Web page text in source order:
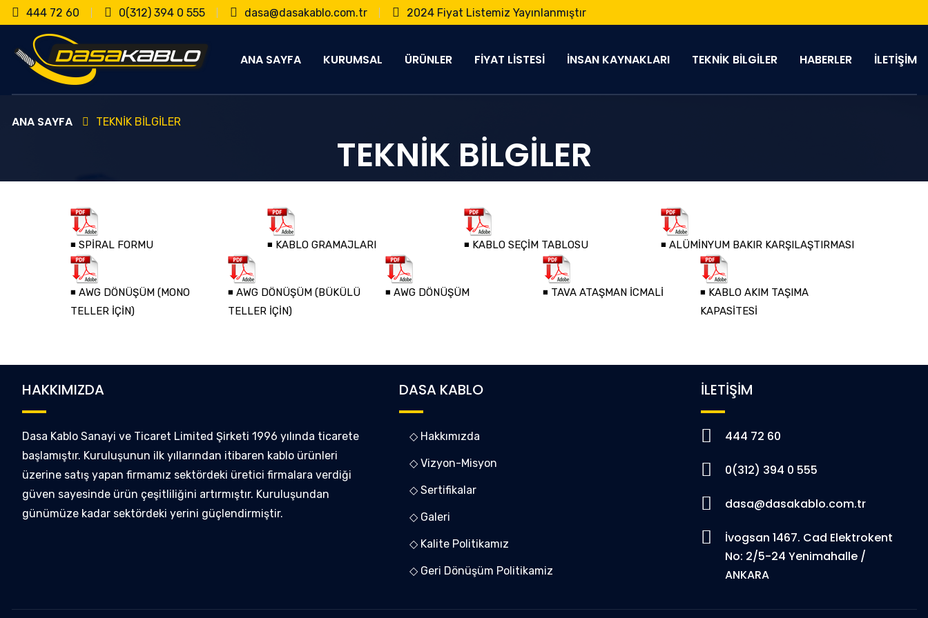
444 72 60 0(312) 394 0 555 dasa@dasakablo.com.tr 2024 Fiyat Listemiz Yayınlanmıştır
ANA SAYFA KURUMSAL ÜRÜNLER FİYAT LİSTESİ İNSAN KAYNAKLARI TEKNİK BİLGİLER HABERLER İLETİŞİM
ANA SAYFA TEKNİK BİLGİLER
TEKNİK BİLGİLER
◾ SPİRAL FORMU ◾ KABLO GRAMAJLARI ◾ KABLO SEÇİM TABLOSU ◾ ALÜMİNYUM BAKIR KARŞILAŞTIRMASI
◾ AWG DÖNÜŞÜM (MONO
TELLER İÇİN)
◾ AWG DÖNÜŞÜM (BÜKÜLÜ
TELLER İÇİN)
◾ AWG DÖNÜŞÜM ◾ TAVA ATAŞMAN İCMALİ
◾ KABLO AKIM TAŞIMA
KAPASİTESİ
HAKKIMIZDA
Dasa Kablo Sanayi ve Ticaret Limited Şirketi 1996 yılında ticarete
başlamıştır. Kuruluşunun ilk yıllarından itibaren kablo ürünleri
üzerine satış yapan firmamız sektördeki üretici firmalara verdiği
güven sayesinde ürün çeşitliliğini artırmıştır. Kuruluşundan
günümüze kadar sektördeki yerini güçlendirmiştir.
DASA KABLO
◇ Hakkımızda
◇ Vizyon-Misyon
◇ Sertifikalar
◇ Galeri
◇ Kalite Politikamız
◇ Geri Dönüşüm Politikamiz
İLETİŞİM
444 72 60
0(312) 394 0 555
dasa@dasakablo.com.tr
İvogsan 1467. Cad Elektrokent
No: 2/5-24 Yenimahalle /
ANKARA